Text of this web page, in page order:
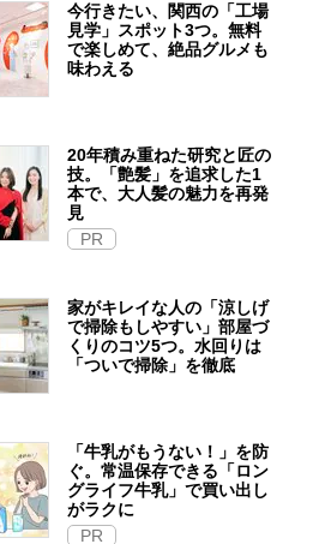
今行きたい、関西の「工場
見学」スポット3つ。無料
で楽しめて、絶品グルメも
味わえる
20年積み重ねた研究と匠の
技。「艶髪」を追求した1
本で、大人髪の魅力を再発
見
PR
家がキレイな人の「涼しげ
で掃除もしやすい」部屋づ
くりのコツ5つ。水回りは
「ついで掃除」を徹底
「牛乳がもうない！」を防
ぐ。常温保存できる「ロン
グライフ牛乳」で買い出し
がラクに
PR